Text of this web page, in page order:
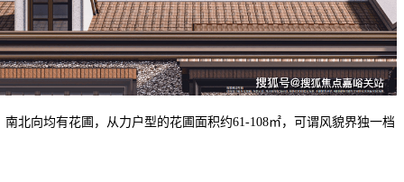
向均有花圃，从力户型的花圃面积约61-108㎡，可谓风貌界独一档